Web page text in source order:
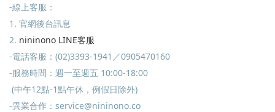
-線上客服：
1. 官網後台訊息
2. nininono LINE客服
-電話客服：(02)3393-1941／0905470160
-服務時間：週一至週五 10:00-18:00
(中午12點-1點午休，例假日除外)
-異業合作：service@nininono.co